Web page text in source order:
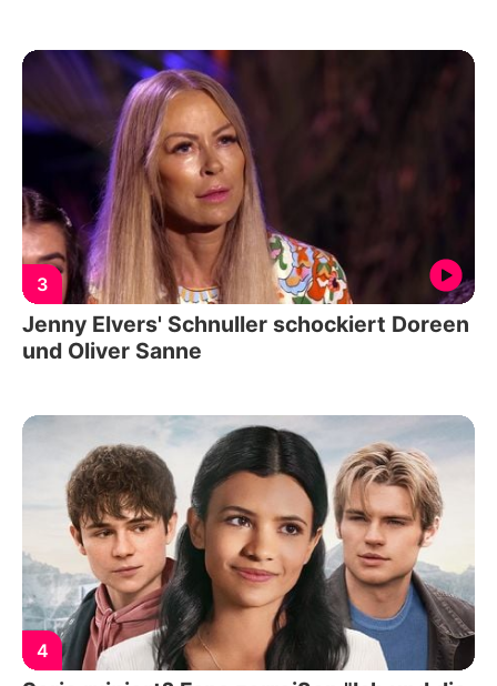
3
Jenny Elvers' Schnuller schockiert Doreen
und Oliver Sanne
4